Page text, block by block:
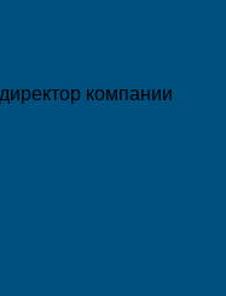
компании